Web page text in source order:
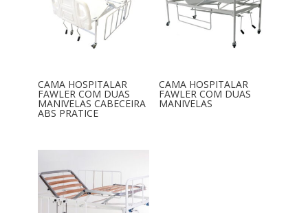
CAMA HOSPITALAR
FAWLER COM DUAS
MANIVELAS CABECEIRA
ABS PRATICE
CAMA HOSPITALAR
FAWLER COM DUAS
MANIVELAS